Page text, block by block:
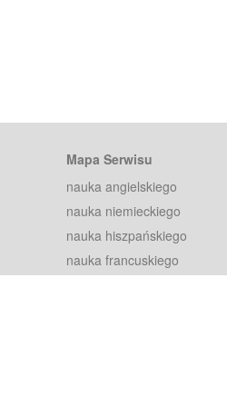
Mapa Serwisu
nauka angielskiego
nauka niemieckiego
nauka hiszpańskiego
nauka francuskiego